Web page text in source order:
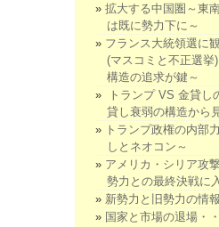
拡大する中国圏～東
は既に勢力下に～
フランス大統領選に
(マスコミと不正選挙
構造の追求が鍵～
トランプ VS 金貸
貸し衰弱の構造から
トランプ政権の内部
しとネオコン～
アメリカ・シリア攻
勢力との最終決戦に
新勢力と旧勢力の情
国家と市場の退場・